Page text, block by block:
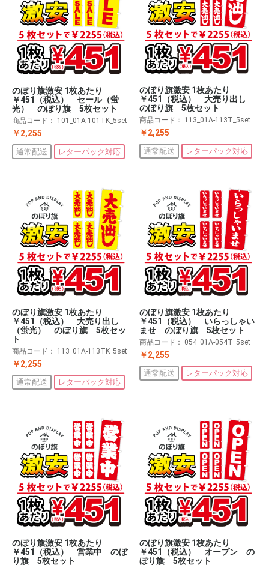
のぼり旗激安 1枚あたり
￥451（税込） セール（蛍
光） のぼり旗 5枚セット
商品コード： 101_01A-101TK_5set
￥2,255
通常配送 レターパック対応
のぼり旗激安 1枚あたり
￥451（税込） 大売り出し
のぼり旗 5枚セット
商品コード： 113_01A-113T_5set
￥2,255
通常配送 レターパック対応
のぼり旗激安 1枚あたり
￥451（税込） 大売り出し
（蛍光） のぼり旗 5枚セッ
ト
商品コード： 113_01A-113TK_5set
￥2,255
通常配送 レターパック対応
のぼり旗激安 1枚あたり
￥451（税込） いらっしゃい
ませ のぼり旗 5枚セット
商品コード： 054_01A-054T_5set
￥2,255
通常配送 レターパック対応
のぼり旗激安 1枚あたり
￥451（税込） 営業中 のぼ
り旗 5枚セット
のぼり旗激安 1枚あたり
￥451（税込） オープン の
ぼり旗 5枚セット